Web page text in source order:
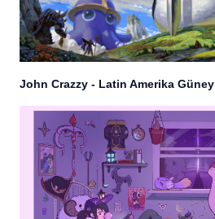
John Crazzy - Latin Amerika Güney